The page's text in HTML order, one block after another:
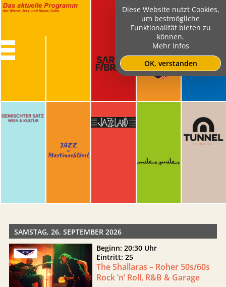
SAMSTAG, 26. SEPTEMBER 2026
Beginn: 20:30 Uhr
Eintritt: 25
The Shallaras – Roher 50s/60s
Rock ’n’ Roll, R&B & Garage
Diese Website nutzt Cookies,
um bestmögliche
Funktionalität bieten zu
können.
Mehr Infos
OK, verstanden